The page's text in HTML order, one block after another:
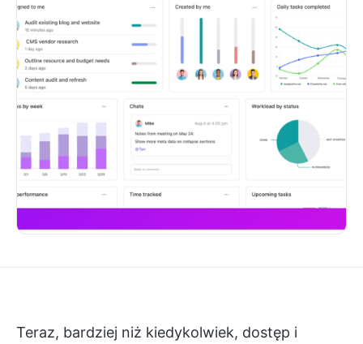
Teraz, bardziej niż kiedykolwiek, dostęp i